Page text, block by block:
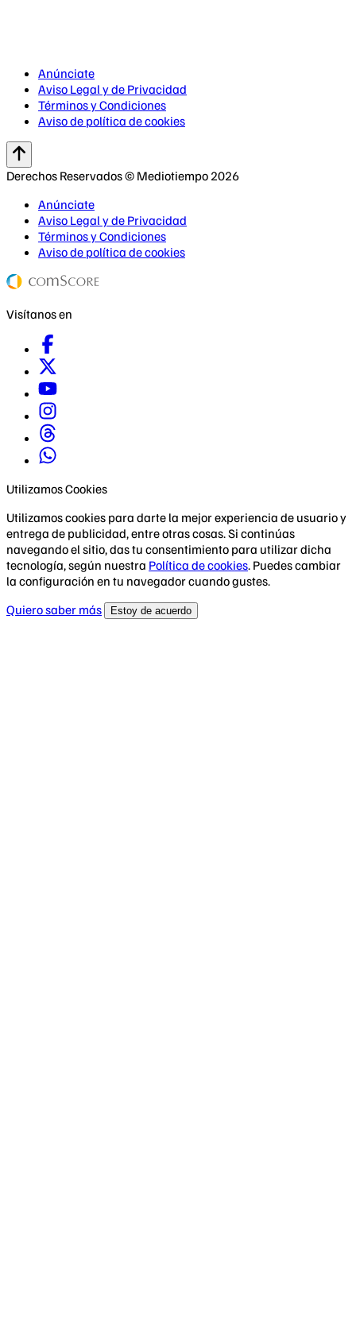
Anúnciate
Aviso Legal y de Privacidad
Términos y Condiciones
Aviso de política de cookies
Derechos Reservados © Mediotiempo 2026
Anúnciate
Aviso Legal y de Privacidad
Términos y Condiciones
Aviso de política de cookies
Visítanos en
Utilizamos Cookies
Utilizamos cookies para darte la mejor experiencia de usuario y
entrega de publicidad, entre otras cosas. Si continúas
navegando el sitio, das tu consentimiento para utilizar dicha
tecnología, según nuestra Política de cookies. Puedes cambiar
la configuración en tu navegador cuando gustes.
Quiero saber más
Estoy de acuerdo